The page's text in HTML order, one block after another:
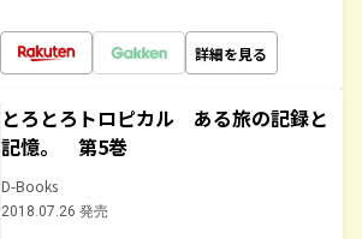
詳細を見る
とろとろトロピカル ある旅の記録と
記憶。 第5巻
D-Books
2018.07.26 発売